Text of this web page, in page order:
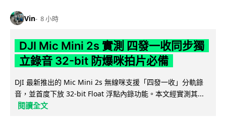
Vin 8 小時
DJI Mic Mini 2s 實測 四發一收同步獨
立錄音 32-bit 防爆咪拍片必備
DJI 最新推出的 Mic Mini 2s 無線咪支援「四發一收」分軌錄
音，並首度下放 32-bit Float 浮點內錄功能。本文經實測其...
閱讀全文